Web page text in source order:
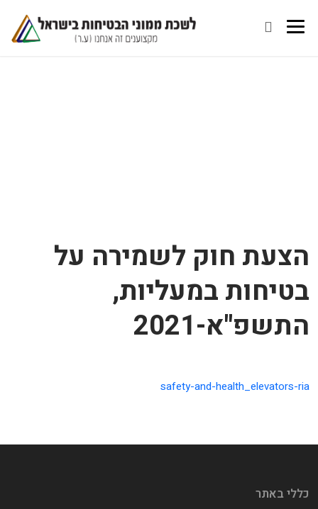
הצעת חוק לשמירה על
בטיחות במעליות,
התשפ"א-2021
safety-and-health_elevators-ria
כללי באתר